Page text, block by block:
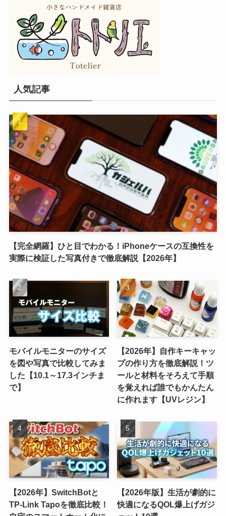
人気記事
【完全網羅】ひと目でわかる！iPhoneケースの互換性を
実際に検証した写真付きで徹底解説【2026年】
モバイルモニターのサイズ
を図や写真で比較してみま
した【10.1～17.3インチま
で】
【2026年】自作キーキャッ
プの作り方を徹底解説！ツ
ールと材料をそろえて手順
を覚えれば誰でもかんたん
に作れます【UVレジン】
【2026年】SwitchBotと
TP-Link Tapoを徹底比較！
【2026年版】生活が劇的に
快適になるQOL爆上げガジ